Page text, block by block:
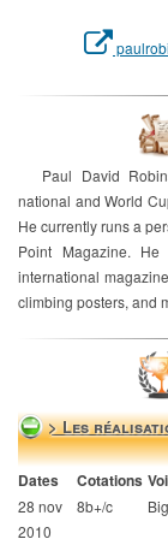
Paul David
national and World
He currently runs a
Point Magazine.
international
climbing posters, and
> Les
Dates Cotations
28 nov
2010
8b+/c